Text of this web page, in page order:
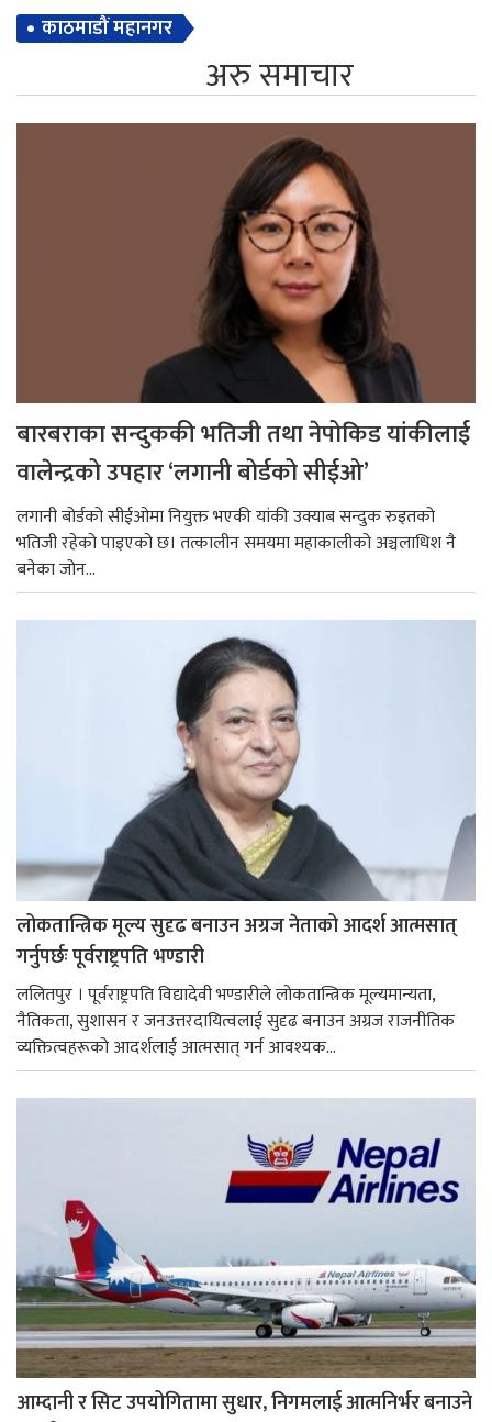
काठमाडौं महानगर
अरु समाचार
बारबराका सन्दुककी भतिजी तथा नेपोकिड यांकीलाई
वालेन्द्रको उपहार ‘लगानी बोर्डको सीईओ’
लगानी बोर्डको सीईओमा नियुक्त भएकी यांकी उक्याब सन्दुक रुइतको
भतिजी रहेको पाइएको छ। तत्कालीन समयमा महाकालीको अञ्चलाधिश नै
बनेका जोन...
लोकतान्त्रिक मूल्य सुदृढ बनाउन अग्रज नेताको आदर्श आत्मसात्
गर्नुपर्छः पूर्वराष्ट्रपति भण्डारी
ललितपुर । पूर्वराष्ट्रपति विद्यादेवी भण्डारीले लोकतान्त्रिक मूल्यमान्यता,
नैतिकता, सुशासन र जनउत्तरदायित्वलाई सुदृढ बनाउन अग्रज राजनीतिक
व्यक्तित्वहरूको आदर्शलाई आत्मसात् गर्न आवश्यक...
आम्दानी र सिट उपयोगितामा सुधार, निगमलाई आत्मनिर्भर बनाउने